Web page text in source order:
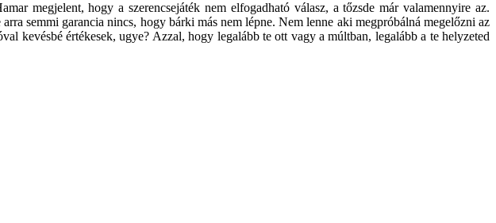
megjelent, hogy a szerencsejáték nem elfogadható válasz, a tőzsde már valamennyire az.
semmi garancia nincs, hogy bárki más nem lépne. Nem lenne aki megpróbálná megelőzni az
kevésbé értékesek, ugye? Azzal, hogy legalább te ott vagy a múltban, legalább a te helyzeted